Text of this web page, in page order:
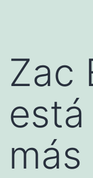
Zac